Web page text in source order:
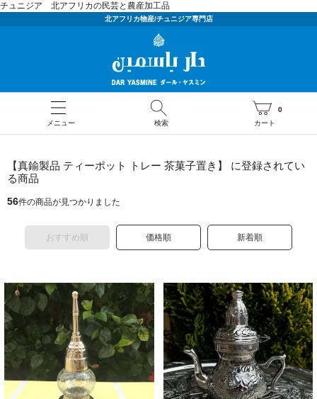
チュニジア 北アフリカの民芸と農産加工品
北アフリカ物産/チュニジア専門店
メニュー 検索 カート
0
【真鍮製品 ティーポット トレー 茶菓子置き】 に登録されてい
る商品
56件の商品が見つかりました
おすすめ順 価格順 新着順